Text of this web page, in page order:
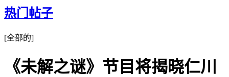
热门帖子
[全部的]
《未解之谜》节目将揭晓仁川